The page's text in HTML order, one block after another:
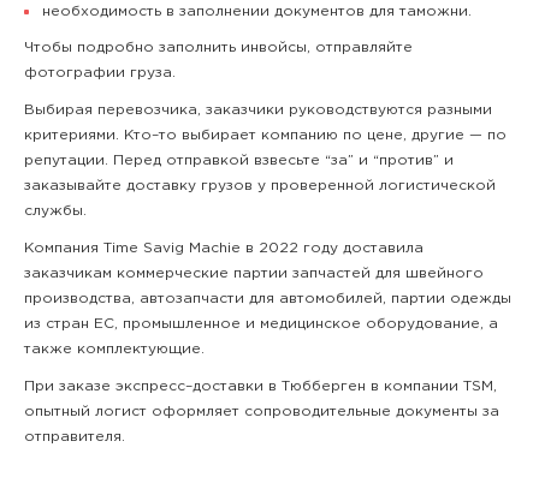
необходимость в заполнении документов для таможни.
Чтобы подробно заполнить инвойсы, отправляйте
фотографии груза.
Выбирая перевозчика, заказчики руководствуются разными
критериями. Кто–то выбирает компанию по цене, другие — по
репутации. Перед отправкой взвесьте “за” и “против” и
заказывайте доставку грузов у проверенной логистической
службы.
Компания Time Savig Machie в 2022 году доставила
заказчикам коммерческие партии запчастей для швейного
производства, автозапчасти для автомобилей, партии одежды
из стран ЕС, промышленное и медицинское оборудование, а
также комплектующие.
При заказе экспресс–доставки в Тюбберген в компании TSM,
опытный логист оформляет сопроводительные документы за
отправителя.